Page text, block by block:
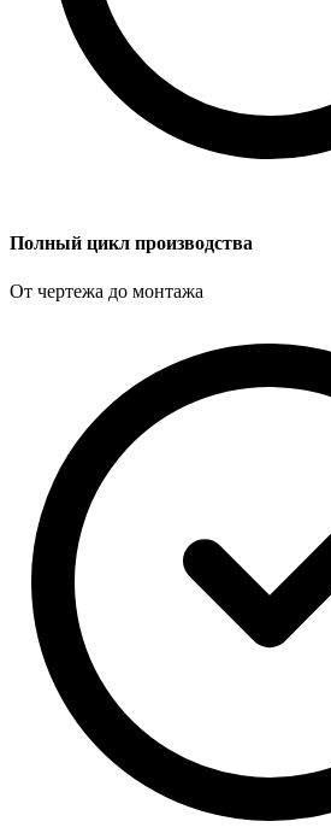
Полный цикл производства
От чертежа до монтажа